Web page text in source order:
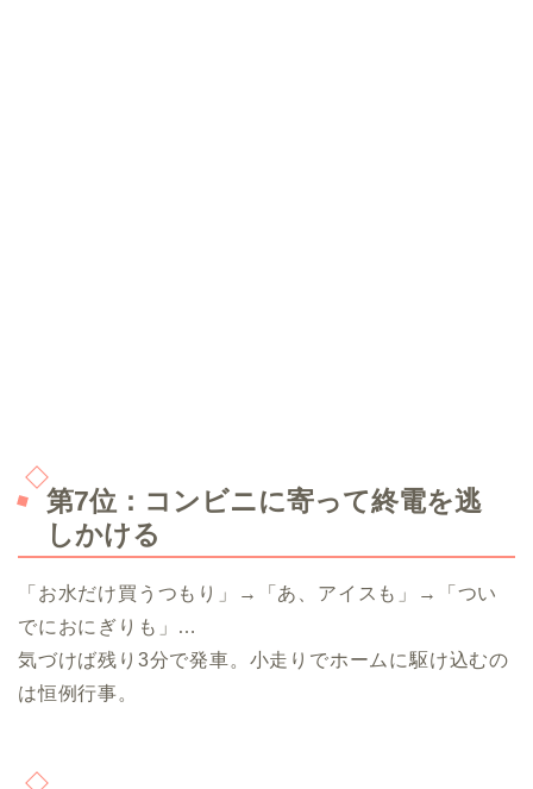
第7位：コンビニに寄って終電を逃
しかける
「お水だけ買うつもり」→「あ、アイスも」→「つい
でにおにぎりも」…
気づけば残り3分で発車。小走りでホームに駆け込むの
は恒例行事。